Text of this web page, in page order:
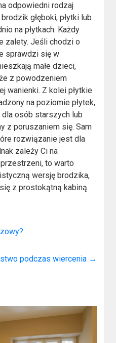
odpowiedni rodzaj
głęboki, płytki lub
na płytkach. Każdy
zalety. Jeśli chodzi o
sprawdzi się w
małe dzieci,
z powodzeniem
wanienki. Z kolei płytkie
na poziomie płytek,
osób starszych lub
z poruszaniem się. Sam
rozwiązanie jest dla
zależy Ci na
to warto
wersję brodzika,
z prostokątną kabiną.
podczas wiercenia →